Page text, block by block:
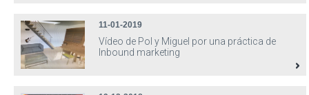
11-01-2019
Vídeo de Pol y Miguel por una práctica de
Inbound marketing